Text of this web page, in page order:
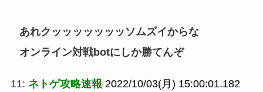
あれクッッッッッッッソムズイからな
オンライン対戦botにしか勝てんぞ
11: ネトゲ攻略速報 2022/10/03(月) 15:00:01.182